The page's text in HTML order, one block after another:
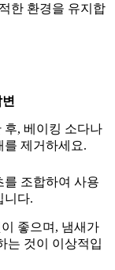
한 환경을 유지합
후, 베이킹 소다나
를 제거하세요.
를 조합하여 사용
니다.
좋으며, 냄새가
는 것이 이상적입